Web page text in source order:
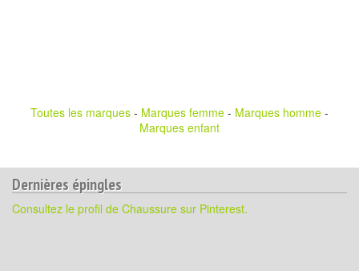
Toutes les marques - Marques femme - Marques homme -
Marques enfant
Dernières épingles
Consultez le profil de Chaussure sur Pinterest.